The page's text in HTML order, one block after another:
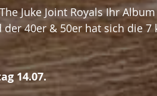
Juke Joint Royals Ihr
der 40er & 50er hat sich die
14.07.